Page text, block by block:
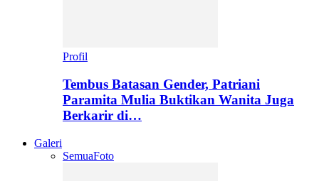
Profil
Tembus Batasan Gender, Patriani
Paramita Mulia Buktikan Wanita Juga
Berkarir di…
Galeri
SemuaFoto